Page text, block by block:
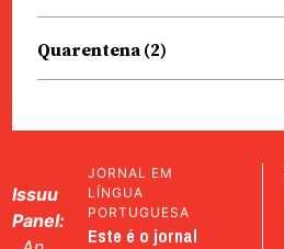
Quarentena (2)
Issuu
Panel:
JORNAL EM
LÍNGUA
PORTUGUESA
Este é o jornal